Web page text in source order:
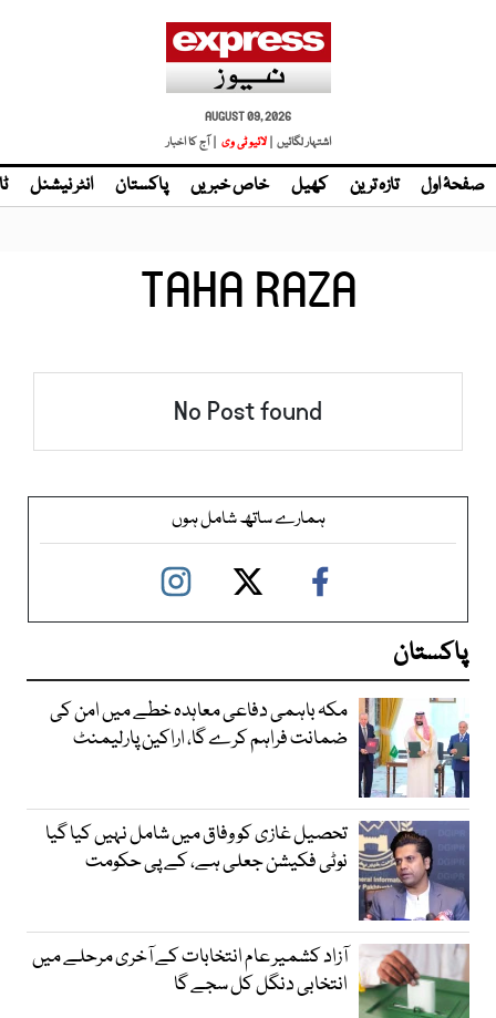
AUGUST 09, 2026
اشتہار لگائیں | لائیو ٹی وی | آج کا اخبار
صفحۂ اول تازہ ترین کھیل خاص خبریں پاکستان انٹر نیشنل
TAHA RAZA
No Post found
ہمارے ساتھ شامل ہوں
پاکستان
مکہ باہمی دفاعی معاہدہ خطے میں امن کی
ضمانت فراہم کرے گا، اراکین پارلیمنٹ
تحصیل غازی کو وفاق میں شامل نہیں کیا گیا
نوٹی فکیشن جعلی ہے، کے پی حکومت
آزاد کشمیر عام انتخابات کے آخری مرحلے میں
انتخابی دنگل کل سجے گا